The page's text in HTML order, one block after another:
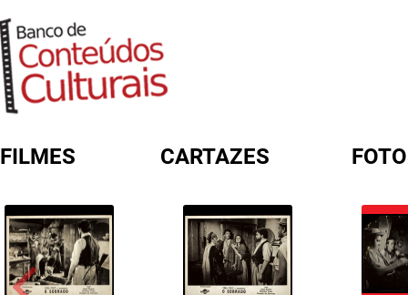
FILMES CARTAZES
FORMULÁRIO DE BUSCA